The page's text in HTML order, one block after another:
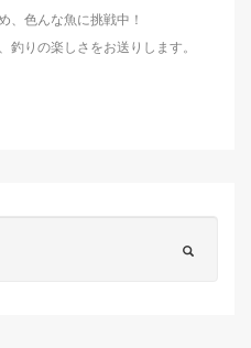
、色んな魚に挑戦中！
釣りの楽しさをお送りします。